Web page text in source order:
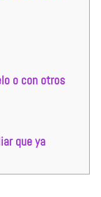
o con otros
que ya